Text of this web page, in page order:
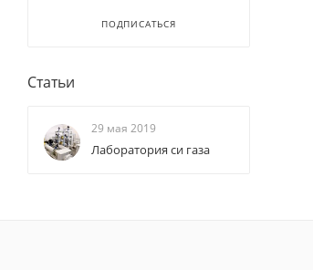
ПОДПИСАТЬСЯ
Статьи
29 мая 2019
Лаборатория си газа